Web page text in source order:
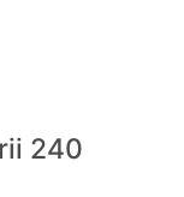
240